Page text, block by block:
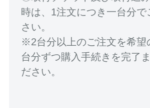
時は、1注文につき一台分で
さい。
※2台分以上のご注文を希望
台分ずつ購入手続きを完了
ださい。